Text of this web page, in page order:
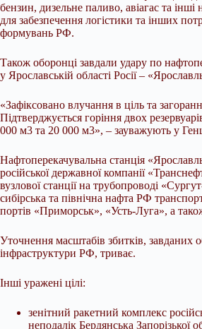
бензин, дизельне паливо, авiагас та iншi
для забезпечення логiстики та iнших
формувань РФ.
Також оборонцi завдали удару по
у Ярославськiй областi Росiї –
«Зафiксовано влучання в цiль та
Пiдтверджується горiння двох
000 м3 та 20 000 м3», – зауважують у
Нафтоперекачувальна станцiя
російської державної компанії
вузлової станцiї на трубопроводi
сибiрська та північна нафта РФ
портів «Приморськ», «Усть-Луга», а
Уточнення масштабiв збиткiв, завданих
iнфраструктури РФ, триває.
Iншi ураженi цiлi:
зенiтний ракетний комплекс
неподалiк Бердянська Запорiзької